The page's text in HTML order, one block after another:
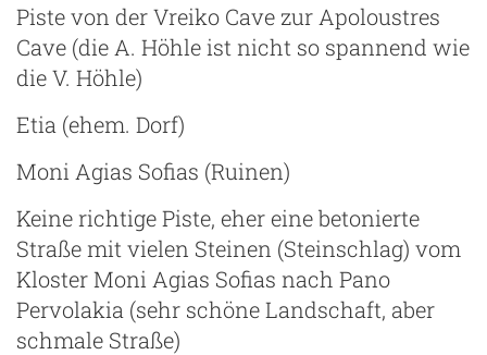
Piste von der Vreiko Cave zur Apoloustres
Cave (die A. Höhle ist nicht so spannend wie
die V. Höhle)
Etia (ehem. Dorf)
Moni Agias Sofias (Ruinen)
Keine richtige Piste, eher eine betonierte
Straße mit vielen Steinen (Steinschlag) vom
Kloster Moni Agias Sofias nach Pano
Pervolakia (sehr schöne Landschaft, aber
schmale Straße)